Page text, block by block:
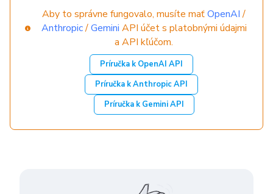
Aby to správne fungovalo, musíte maťOpenAI/
Anthropic/Gemini API účet s platobnými údajmi
a API kľúčom.
Príručka k OpenAI API
Príručka k Anthropic API
Príručka k Gemini API